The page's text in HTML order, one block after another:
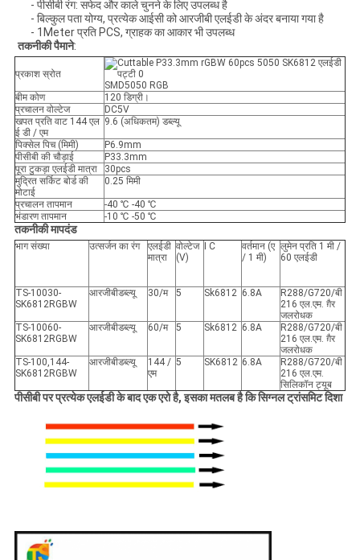
- पीसीबी रंग: सफेद और काले चुनने के लिए उपलब्ध है
- बिल्कुल पता योग्य, प्रत्येक आईसी को आरजीबी एलईडी के अंदर बनाया गया है
- 1Meter प्रति PCS, ग्राहक का आकार भी उपलब्ध
तकनीकी पैमाने:
प्रकाश स्रोत
SMD5050 RGB
बीम कोण
120 डिग्री।
प्रचालन वोल्टेज
DC5V
खपत प्रति वाट 144 एल
ई डी / एम
9.6 (अधिकतम) डब्ल्यू
पिक्सेल पिच (मिमी)
P6.9mm
पीसीबी की चौड़ाई
P33.3mm
पूरा टुकड़ा एलईडी मात्रा
30pcs
मुद्रित सर्किट बोर्ड की
मोटाई
0.25 मिमी
प्रचालन तापमान
-40 ℃ -40 ℃
भंडारण तापमान
-10 ℃ -50 ℃
तकनीकी मापदंड
भाग संख्या उत्सर्जन का रंग
एलईडी
मात्रा
वोल्टेज
(V)
I C
वर्तमान (ए
/ 1 मी)
लुमेन प्रति 1 मी /
60 एलईडी
TS-10030-
SK6812RGBW
आरजीबीडब्ल्यू 30/म 5 Sk6812 6.8A R288/G720/बी
216 एल.एम. ग़ैर
जलरोधक
TS-10060-
SK6812RGBW
आरजीबीडब्ल्यू 60/म 5 Sk6812 6.8A R288/G720/बी
216 एल.एम. ग़ैर
जलरोधक
TS-100,144-
SK6812RGBW
आरजीबीडब्ल्यू
144 /
एम
5 SK6812 6.8A R288/G720/बी
216 एल.एम.
सिलिकॉन ट्यूब
पीसीबी पर प्रत्येक एलईडी के बाद एक एरो है, इसका मतलब है कि सिग्नल ट्रांसमिट दिशा